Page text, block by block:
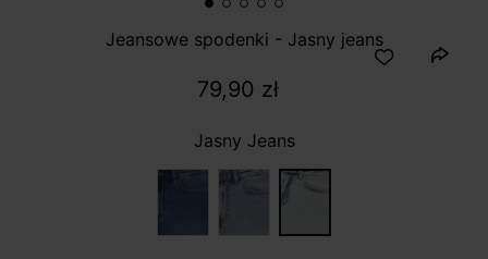
Jeansowe spodenki - Jasny jeans
79,90 zł
Jasny Jeans